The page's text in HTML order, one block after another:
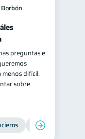
preguntas e
difícil.
sobre
Inclusión